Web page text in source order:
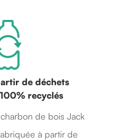
de déchets
recyclés
de bois Jack
à partir de